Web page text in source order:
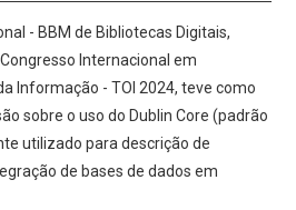
- BBM de Bibliotecas Digitais,
Internacional em
Informação - TOI 2024, teve como
sobre o uso do Dublin Core (padrão
utilizado para descrição de
de bases de dados em